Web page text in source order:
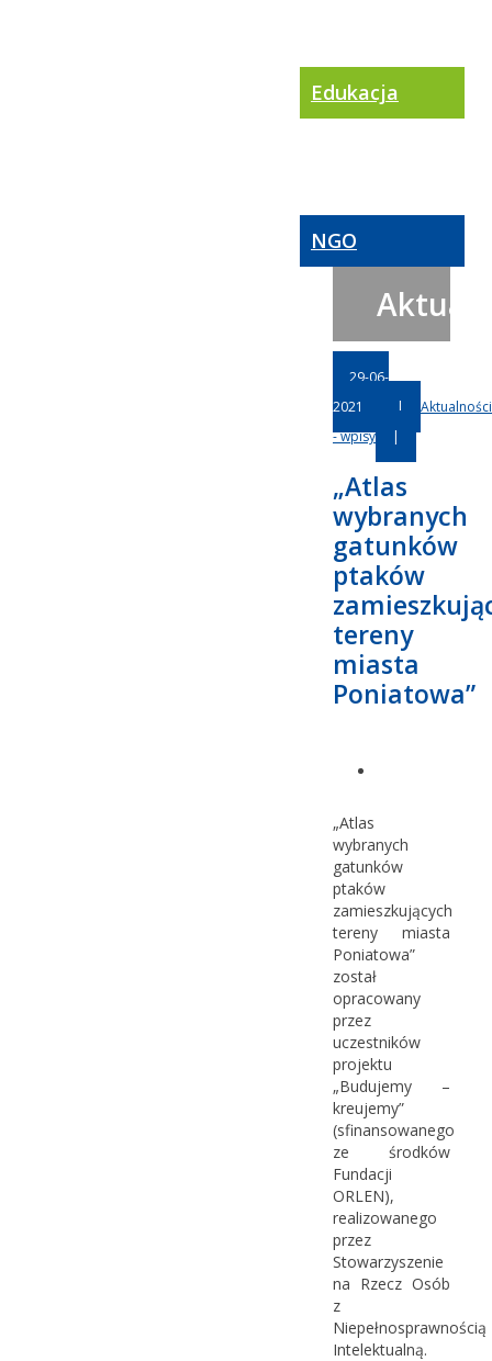
Edukacja
NGO
29-06-
2021
|
Aktualności
- wpisy
|
„Atlas
wybranych
gatunków
ptaków
tereny
miasta
Poniatowa”
„Atlas
wybranych
gatunków
ptaków
zamieszkujących
tereny miasta
Poniatowa”
został
opracowany
przez
uczestników
projektu
„Budujemy –
kreujemy”
(sfinansowanego
ze środków
Fundacji
ORLEN),
realizowanego
przez
Stowarzyszenie
na Rzecz Osób
z
Niepełnosprawnością
Intelektualną.